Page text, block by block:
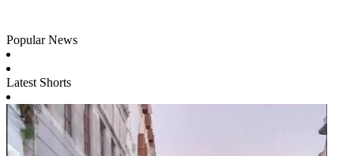
Popular News
Latest Shorts